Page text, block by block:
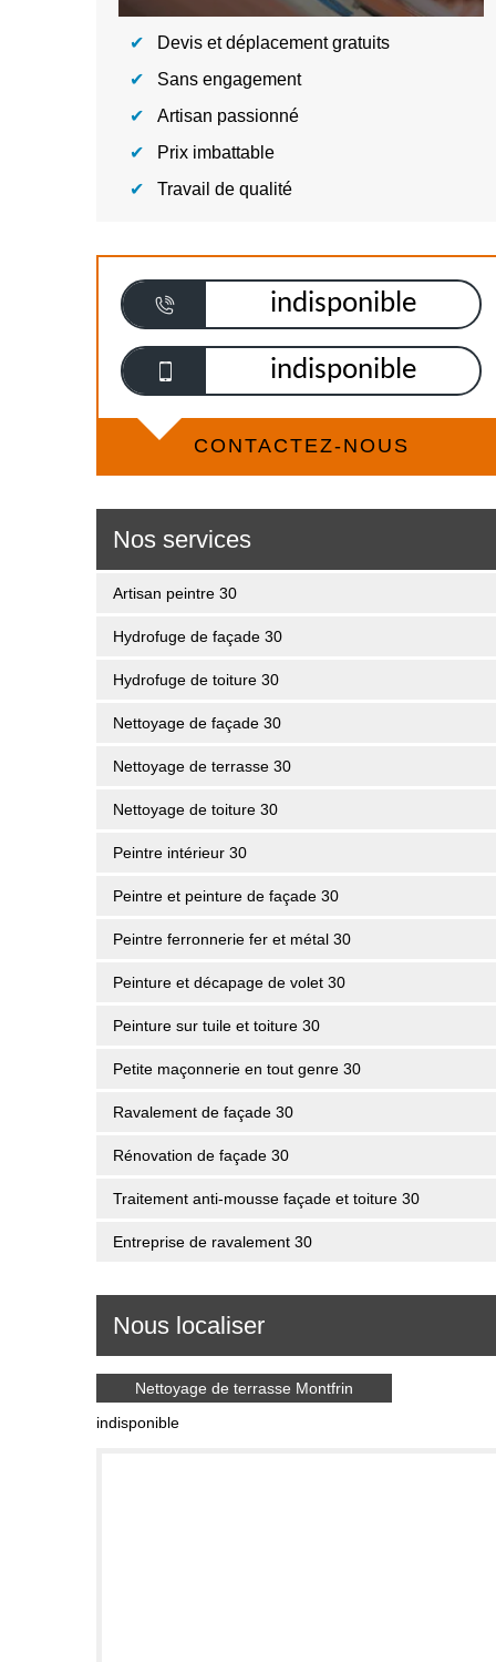
Devis et déplacement gratuits
Sans engagement
Artisan passionné
Prix imbattable
Travail de qualité
indisponible
indisponible
CONTACTEZ-NOUS
Nos services
Artisan peintre 30
Hydrofuge de façade 30
Hydrofuge de toiture 30
Nettoyage de façade 30
Nettoyage de terrasse 30
Nettoyage de toiture 30
Peintre intérieur 30
Peintre et peinture de façade 30
Peintre ferronnerie fer et métal 30
Peinture et décapage de volet 30
Peinture sur tuile et toiture 30
Petite maçonnerie en tout genre 30
Ravalement de façade 30
Rénovation de façade 30
Traitement anti-mousse façade et toiture 30
Entreprise de ravalement 30
Nous localiser
Nettoyage de terrasse Montfrin
indisponible